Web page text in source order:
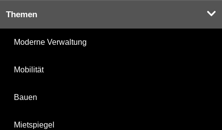
Themen
Moderne Verwaltung
Mobilität
Bauen
Mietspiegel